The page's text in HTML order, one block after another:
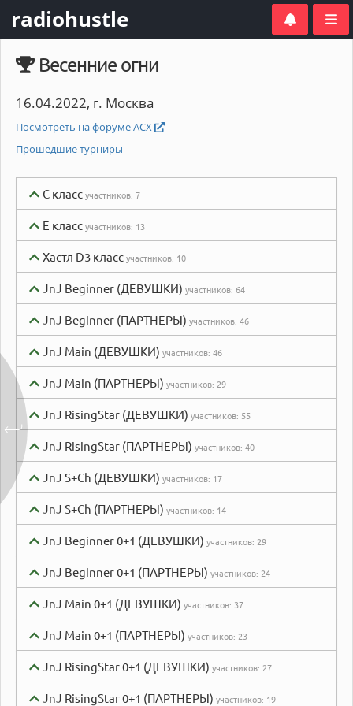
radiohustle
Весенние огни
16.04.2022, г. Москва
Посмотреть на форуме АСХ
Прошедшие турниры
C классучастников: 7
E классучастников: 13
Хастл D3 классучастников: 10
JnJ Beginner (ДЕВУШКИ) участников: 64
JnJ Beginner (ПАРТНЕРЫ) участников: 46
JnJ Main (ДЕВУШКИ) участников: 46
JnJ Main (ПАРТНЕРЫ) участников: 29
JnJ RisingStar (ДЕВУШКИ) участников: 55
JnJ RisingStar (ПАРТНЕРЫ) участников: 40
JnJ S+Ch (ДЕВУШКИ) участников: 17
JnJ S+Ch (ПАРТНЕРЫ) участников: 14
JnJ Beginner 0+1 (ДЕВУШКИ) участников: 29
JnJ Beginner 0+1 (ПАРТНЕРЫ) участников: 24
JnJ Main 0+1 (ДЕВУШКИ) участников: 37
JnJ Main 0+1 (ПАРТНЕРЫ) участников: 23
JnJ RisingStar 0+1 (ДЕВУШКИ) участников: 27
JnJ RisingStar 0+1 (ПАРТНЕРЫ) участников: 19